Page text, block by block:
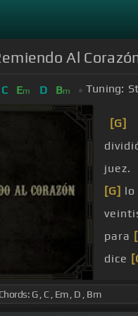
Al
C Em D Bm Tuning:
[G]
juez.
[G] lo
para
dice